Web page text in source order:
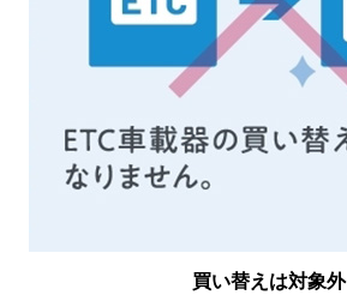
買い替えは対象外